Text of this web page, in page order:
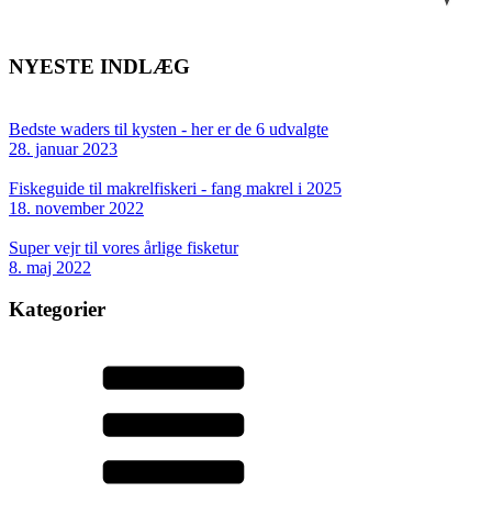
NYESTE INDLÆG
Bedste waders til kysten - her er de 6 udvalgte
28. januar 2023
Fiskeguide til makrelfiskeri - fang makrel i 2025
18. november 2022
Super vejr til vores årlige fisketur
8. maj 2022
Kategorier